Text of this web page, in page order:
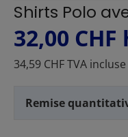
Shirts Polo
32,00 CHF
34,59 CHF TVA incluse
Remise